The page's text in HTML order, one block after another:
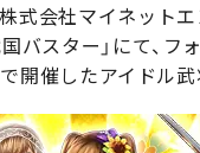
式会社マイネットエ
国バスター」にて、
で開催したアイドル